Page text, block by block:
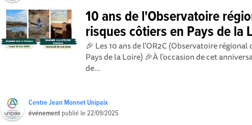
10 ans de l'Observatoire
risques côtiers en Pays de la
🎉 Les 10 ans de l'OR2C (Observatoire
Pays de la Loire) 🎉À l’occasion de cet
de...
Centre Jean Monnet Unipaix
événement publié le22/09/2025